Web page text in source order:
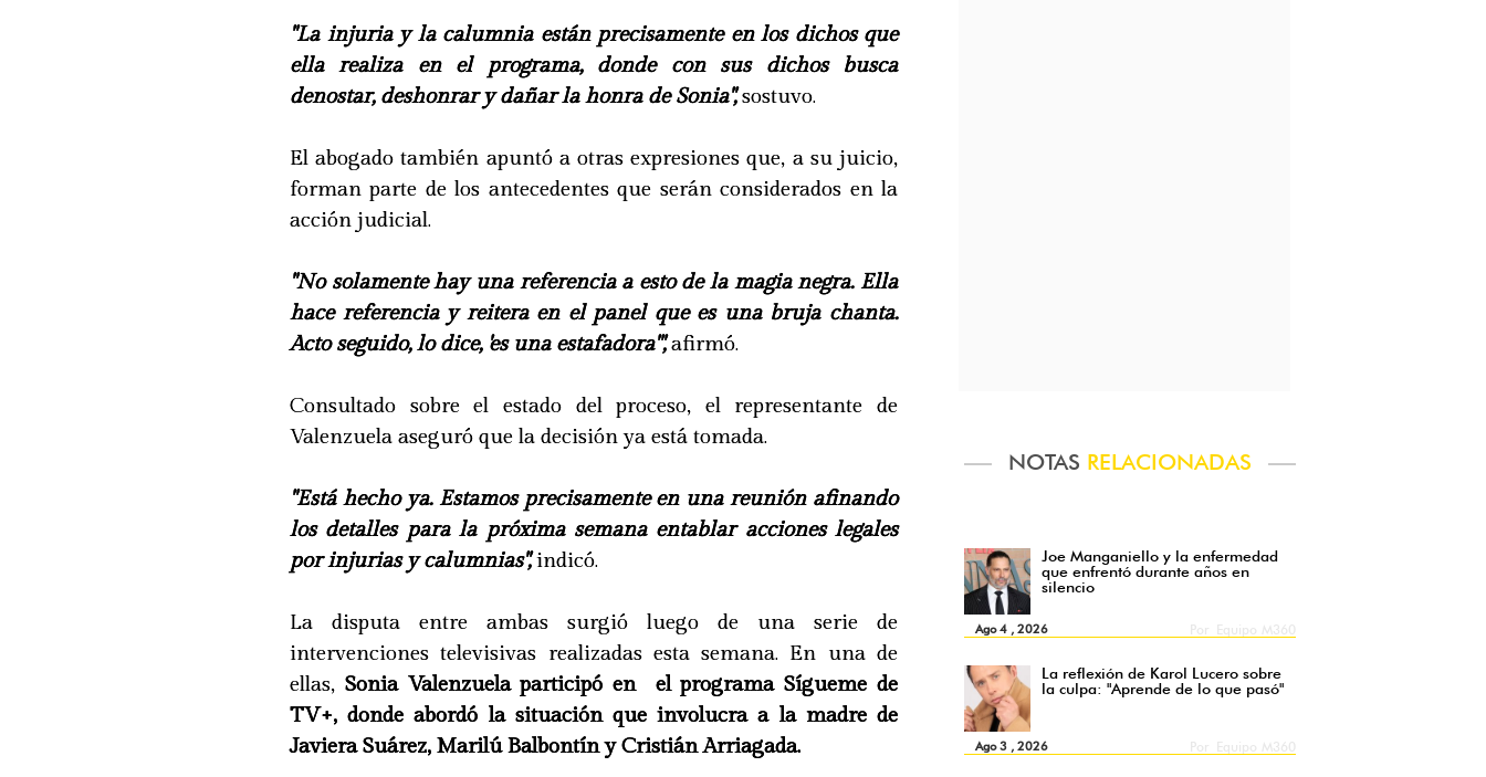
NOTAS RELACIONADAS
Joe Manganiello y la enfermedad
que enfrentó durante años en
silencio
Ago 4 , 2026
La reflexión de Karol Lucero sobre
la culpa: "Aprende de lo que pasó"
Ago 3 , 2026
"La injuria y la calumnia están precisamente en los dichos que
ella realiza en el programa, donde con sus dichos busca
denostar, deshonrar y dañar la honra de Sonia", sostuvo.
El abogado también apuntó a otras expresiones que, a su juicio,
forman parte de los antecedentes que serán considerados en la
acción judicial.
"No solamente hay una referencia a esto de la magia negra. Ella
hace referencia y reitera en el panel que es una bruja chanta.
Acto seguido, lo dice, 'es una estafadora'", afirmó.
Consultado sobre el estado del proceso, el representante de
Valenzuela aseguró que la decisión ya está tomada.
"Está hecho ya. Estamos precisamente en una reunión afinando
los detalles para la próxima semana entablar acciones legales
por injurias y calumnias",indicó.
La disputa entre ambas surgió luego de una serie de
intervenciones televisivas realizadas esta semana. En una de
ellas, Sonia Valenzuela participó en el programa Sígueme de
TV+, donde abordó la situación que involucra a la madre de
Javiera Suárez, Marilú Balbontín y Cristián Arriagada.